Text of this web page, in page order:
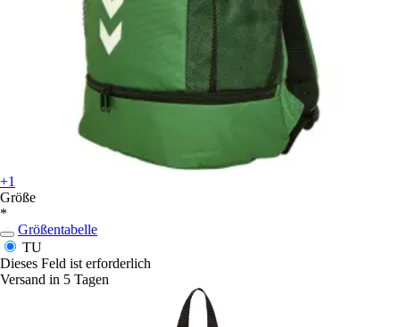
+1
Größe
*
Größentabelle
TU
Dieses Feld ist erforderlich
Versand in 5 Tagen